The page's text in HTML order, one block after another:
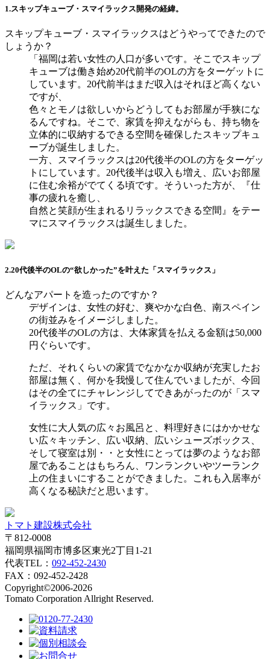
1.スキップキューブ・スマイラックス開発の経緯。
スキップキューブ・スマイラックスはどうやってできたので
しょうか？
「福岡は若い女性の人口が多いです。そこでスキップ
キューブは働き始め20代前半のOLの方をターゲットに
しています。20代前半はまだ収入はそれほど高くない
ですが、
色々とモノは欲しいからどうしてもお部屋が手狭にな
るんですね。そこで、家賃を抑えながらも、持ち物を
立体的に収納するできる空間を確保したスキップキュ
ーブが誕生しました。
一方、スマイラックスは20代後半のOLの方をターゲッ
トにしています。20代後半は収入も増え、広いお部屋
に住む余裕がでてくる頃です。そういった方が、『仕
事の疲れを癒し、
自然と笑顔が生まれるリラックスできる空間』をテー
マにスマイラックスは誕生しました。
2.20代後半のOLの“欲しかった”を叶えた「スマイラックス」
どんなアパートを造ったのですか？
デザインは、女性の好む、爽やかな白色、南スペイン
の街並みをイメージしました。
20代後半のOLの方は、大体家賃を払える金額は50,000
円ぐらいです。
ただ、それくらいの家賃でなかなか収納が充実したお
部屋は無く、何かを我慢して住んでいましたが、今回
はその全てにチャレンジしてできあがったのが「スマ
イラックス」です。
女性に大人気の広々お風呂と、料理好きにはかかせな
い広々キッチン、広い収納、広いシューズボックス、
そして寝室は別・・と女性にとっては夢のようなお部
屋であることはもちろん、ワンランクいやツーランク
上の住まいにすることができました。これも入居率が
高くなる秘訣だと思います。
トマト建設株式会社
〒812-0008
福岡県福岡市博多区東光2丁目1-21
代表TEL： 092-452-2430
FAX：092-452-2428
Copyright©2006-2026
Tomato Corporation Allright Reserved.